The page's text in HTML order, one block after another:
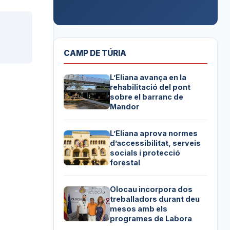
CAMP DE TÚRIA
L’Eliana avança en la
rehabilitació del pont
sobre el barranc de
Mandor
L’Eliana aprova normes
d’accessibilitat, serveis
socials i protecció
forestal
Olocau incorpora dos
treballadors durant deu
mesos amb els
programes de Labora